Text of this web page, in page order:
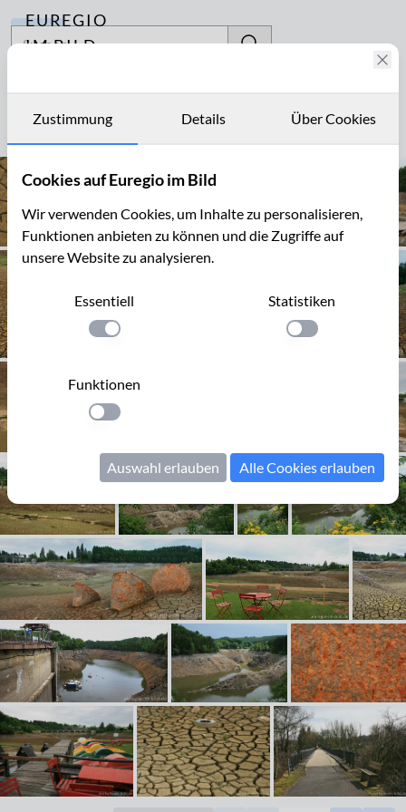
EUREGIO
IM BILD
Archiv
Kontakt
Archiv
Zustimmung Details Über Cookies
Cookies auf Euregio im Bild
Wir verwenden Cookies, um Inhalte zu personalisieren,
Funktionen anbieten zu können und die Zugriffe auf
unsere Website zu analysieren.
Essentiell
Einstellung anwenden
Statistiken
Einstellung
Funktionen
Einstellung anwenden
Auswahl erlauben Alle Cookies erlauben